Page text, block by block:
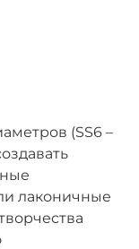
(SS6 –
лаконичные